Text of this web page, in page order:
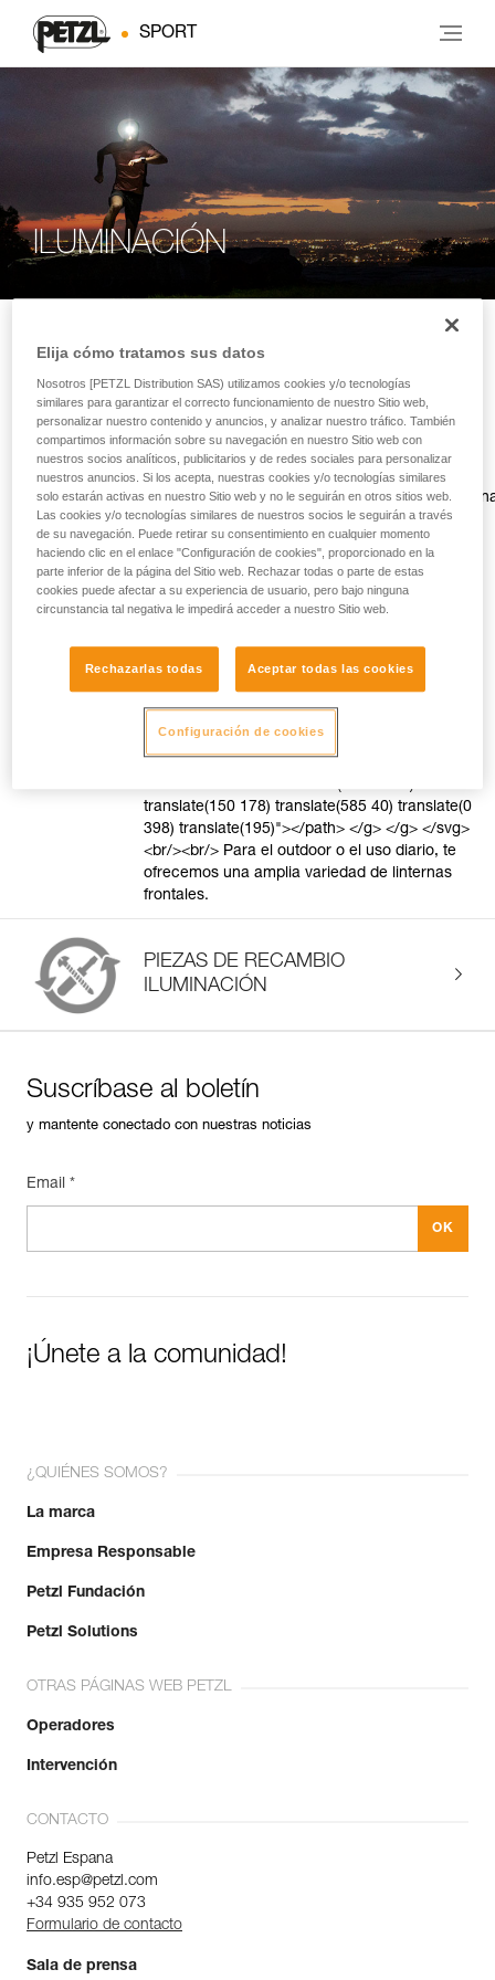
SPORT
ILUMINACIÓN
LINTERNAS FRONTALES
Pioneros en iluminación manos libres desde
hace más de 50 años, Petzl te acompaña con
linternas frontales cada vez más eficientes. <a
style="color:#ff9601;text-decoration: underline;"
href="https://www.petzl.com/ES/es/Sport/
frontales/Cu%C3%A1l-elegir?
record=a77Tx0000006pRFIAY"
target="blank">Descubre la diferencia Petzl.
</a> <svg style="vertical-align: middle"
height="16" viewBox="0 0 16 16" width="16"
fill="none" fill-rule="evenodd"> <g
fill="#FF9601"> <path d="M8 1c3.866 0 7 3.134
7 7s-3.134 7-7 7-7-3.134-7-7 3.134-7 7-7zm0
2.686-6-6-6zm-.882 2.582l3.3 3.3-3.536
1.01z" transform="translate(-930 -616)
translate(150 178) translate(585 40) translate(0
398) translate(195)"></path> </g> </g> </svg>
<br/><br/> Para el outdoor o el uso diario, te
ofrecemos una amplia variedad de linternas
frontales.
PIEZAS DE RECAMBIO
ILUMINACIÓN
Suscríbase al boletín
y mantente conectado con nuestras noticias
Email *
¡Únete a la comunidad!
¿QUIÉNES SOMOS?
La marca
Empresa Responsable
Petzl Fundación
Petzl Solutions
OTRAS PÁGINAS WEB PETZL
Operadores
Intervención
CONTACTO
Petzl Espana
info.esp@petzl.com
+34 935 952 073
Formulario de contacto
Sala de prensa
Elija cómo tratamos sus datos
Nosotros [PETZL Distribution SAS) utilizamos cookies y/o tecnologías
similares para garantizar el correcto funcionamiento de nuestro Sitio web,
personalizar nuestro contenido y anuncios, y analizar nuestro tráfico. También
compartimos información sobre su navegación en nuestro Sitio web con
nuestros socios analíticos, publicitarios y de redes sociales para personalizar
nuestros anuncios. Si los acepta, nuestras cookies y/o tecnologías similares
solo estarán activas en nuestro Sitio web y no le seguirán en otros sitios web.
Las cookies y/o tecnologías similares de nuestros socios le seguirán a través
de su navegación. Puede retirar su consentimiento en cualquier momento
haciendo clic en el enlace "Configuración de cookies", proporcionado en la
parte inferior de la página del Sitio web. Rechazar todas o parte de estas
cookies puede afectar a su experiencia de usuario, pero bajo ninguna
circunstancia tal negativa le impedirá acceder a nuestro Sitio web.
Rechazarlas todas Aceptar todas las cookies
Configuración de cookies